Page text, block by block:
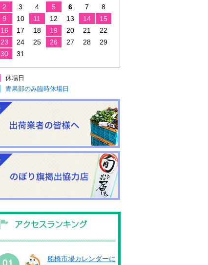
2
3 4 5 6 7
8
9
10 11 12 13 14
15
16
17 18 19 20 21
22
23
24 25 26 27 28
29
30
31
休場日
青果部のみ臨時休場日
船橋市場カレンダーに